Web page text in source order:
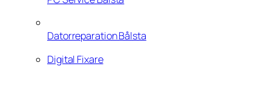
Datorreparation Bålsta
Digital Fixare